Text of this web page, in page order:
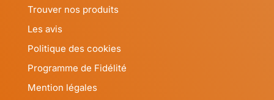
Trouver nos produits
Les avis
Politique des cookies
Programme de Fidélité
Mention légales